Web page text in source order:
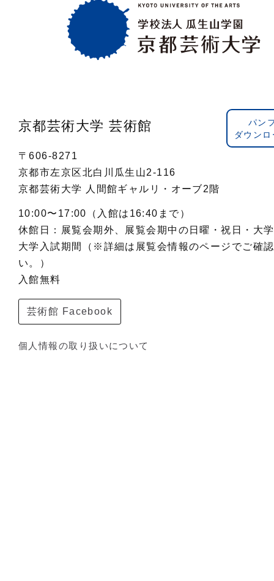
京都芸術大学 芸術館
パン
ダウン
〒606-8271
京都市左京区北白川瓜生山2-116
京都芸術大学 人間館ギャルリ・オーブ2階
10:00〜17:00（入館は16:40まで）
休館日：展覧会期外、展覧会期中の日曜・祝日・大
大学入試期間（※詳細は展覧会情報のページでご確
い。）
入館無料
芸術館 Facebook
個人情報の取り扱いについて